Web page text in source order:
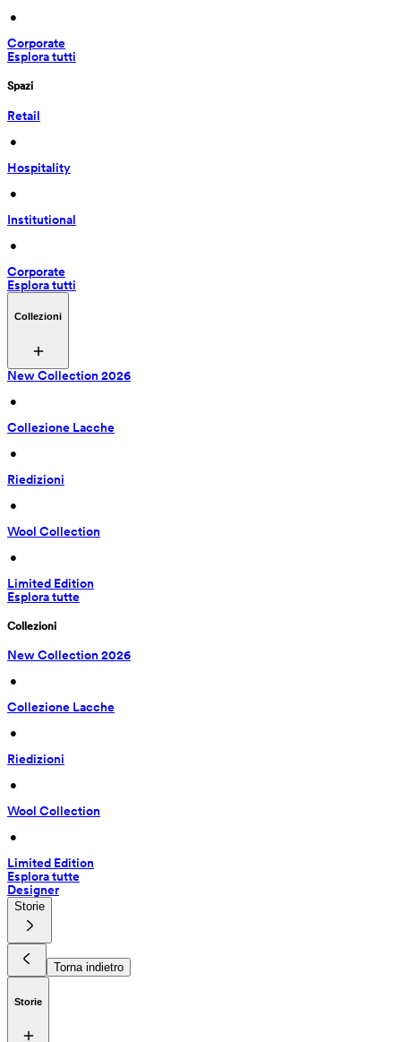
•
Corporate
Esplora tutti
Spazi
Retail
•
Hospitality
•
Institutional
•
Corporate
Esplora tutti
Collezioni
New Collection 2026
•
Collezione Lacche
•
Riedizioni
•
Wool Collection
•
Limited Edition
Esplora tutte
Collezioni
New Collection 2026
•
Collezione Lacche
•
Riedizioni
•
Wool Collection
•
Limited Edition
Esplora tutte
Designer
Storie
Torna indietro
Storie